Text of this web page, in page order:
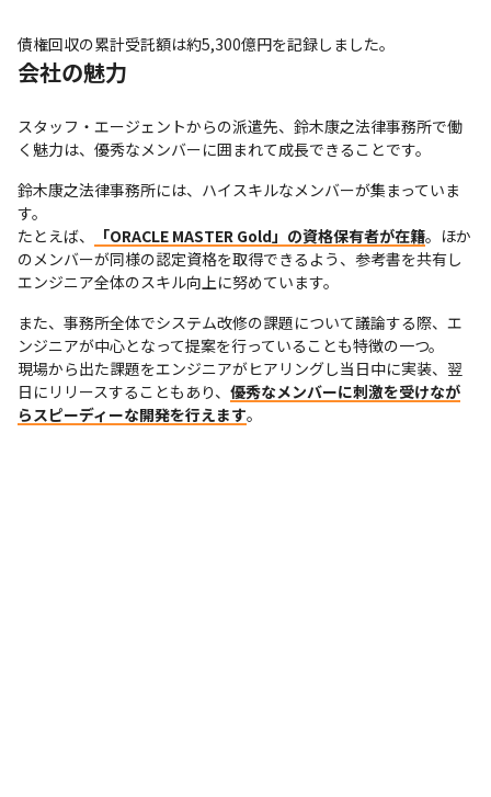
債権回収の累計受託額は約5,300億円を記録しました。
会社の魅力
スタッフ・エージェントからの派遣先、鈴木康之法律事務所で働
く魅力は、優秀なメンバーに囲まれて成長できることです。
鈴木康之法律事務所には、ハイスキルなメンバーが集まっていま
す。
たとえば、
「ORACLE MASTER Gold」の資格保有者が在籍。ほか
のメンバーが同様の認定資格を取得できるよう、参考書を共有し
エンジニア全体のスキル向上に努めています。
また、事務所全体でシステム改修の課題について議論する際、エ
ンジニアが中心となって提案を行っていることも特徴の一つ。
現場から出た課題をエンジニアがヒアリングし当日中に実装、翌
日にリリースすることもあり、 優秀なメンバーに刺激を受けなが
らスピーディーな開発を行えます。